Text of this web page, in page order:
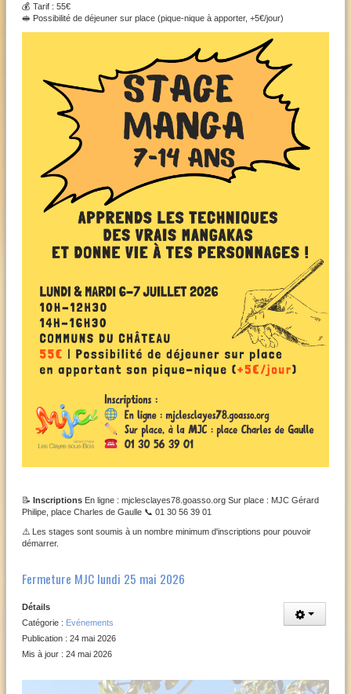
💰 Tarif : 55€
🥪 Possibilité de déjeuner sur place (pique-nique à apporter, +5€/jour)
📝 Inscriptions En ligne : mjclesclayes78.goasso.org Sur place : MJC Gérard
Philipe, place Charles de Gaulle 📞 01 30 56 39 01
⚠️ Les stages sont soumis à un nombre minimum d'inscriptions pour pouvoir
démarrer.
Fermeture MJC lundi 25 mai 2026
Détails
Catégorie : Evénements
Publication : 24 mai 2026
Mis à jour : 24 mai 2026